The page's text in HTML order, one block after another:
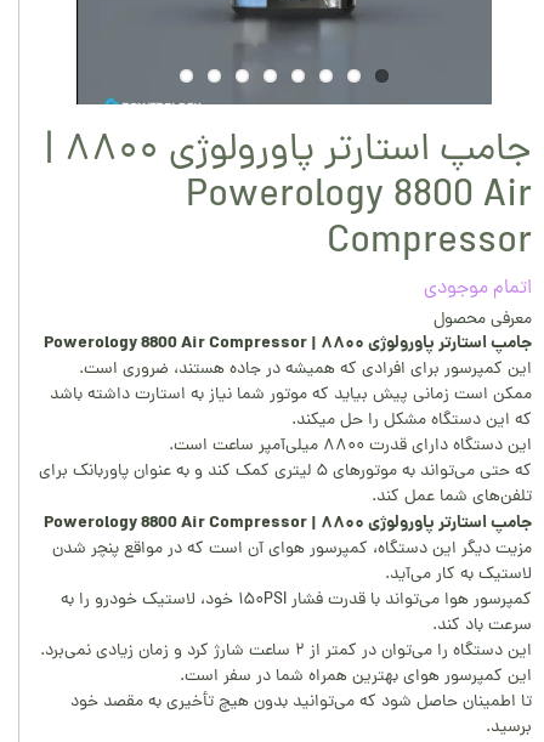
جامپ استارتر پاورولوژی ۸۸۰۰ |
Powerology 8800 Air
Compressor
اتمام موجودی
معرفی محصول
جامپ استارتر پاورولوژی ۸۸۰۰ | Powerology 8800 Air Compressor
این کمپرسور برای افرادی که همیشه در جاده هستند، ضروری است.
ممکن است زمانی پیش بیاید که موتور شما نیاز به استارت داشته باشد
که این دستگاه مشکل را حل میکند.
این دستگاه دارای قدرت ۸۸۰۰ میلی‌آمپر ساعت است.
که حتی می‌تواند به موتورهای ۵ لیتری کمک کند و به عنوان پاوربانک برای
تلفن‌های شما عمل کند.
جامپ استارتر پاورولوژی ۸۸۰۰ | Powerology 8800 Air Compressor
مزیت دیگر این دستگاه، کمپرسور هوای آن است که در مواقع پنچر شدن
لاستیک به کار می‌آید.
کمپرسور هوا می‌تواند با قدرت فشار ۱۵۰PSI خود، لاستیک خودرو را به
سرعت باد کند.
این دستگاه را می‌توان در کمتر از ۲ ساعت شارژ کرد و زمان زیادی نمی‌برد.
این کمپرسور هوای بهترین همراه شما در سفر است.
تا اطمینان حاصل شود که می‌توانید بدون هیچ تأخیری به مقصد خود
برسید.